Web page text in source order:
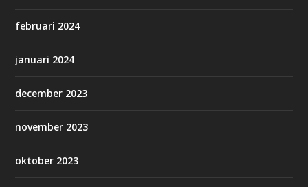
februari 2024
januari 2024
december 2023
november 2023
oktober 2023